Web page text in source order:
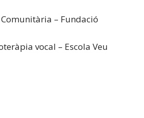
– Fundació
vocal – Escola Veu